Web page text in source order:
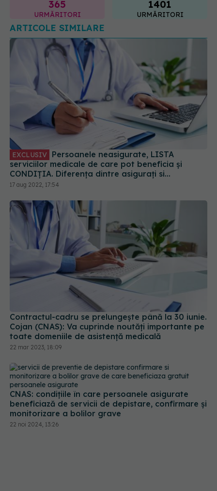
EXCLUSIV
Persoanele neasigurate, LISTA
serviciilor medicale de care pot beneficia și
CONDIȚIA. Diferența dintre asigurați si
neasigurați. CNAS: 50 de lei pe persoană pe an
17 aug 2022, 17:54
Contractul-cadru se prelungește până la 30 iunie.
Cojan (CNAS): Va cuprinde noutăți importante pe
toate domeniile de asistenţă medicală
beneficiază de servicii de depistare, confirmare şi
monitorizare a bolilor grave
22 noi 2024, 13:26